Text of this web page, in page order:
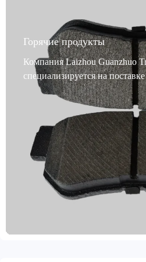
Горячие продукты
Компания Laizhou Guanzhuo
специализируется на
тормозных колодок для
разработанных специально
автомобилей, таких как
Благодаря использованию
материалов, включая
низколегированные,
керамические, эти тормозные
коммерческого транспорта
исключительной